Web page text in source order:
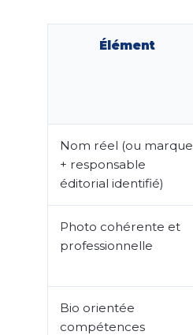
Élément
Nom réel (ou marque
+ responsable
éditorial identifié)
Photo cohérente et
professionnelle
Bio orientée
compétences